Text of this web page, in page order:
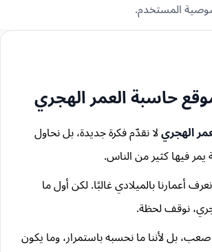
المستخدم.
حاسبة العمر الهجري
الهجريلا نقدّم فكرة جديدة، بل نحاول
فيها كثير من الناس.
أعمارنا بالميلادي غالبًا. لكن أول ما
نوقف لحظة.
بل لأننا ما نحسبه باستمرار، وما يكون